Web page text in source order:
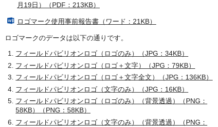
月19日）（PDF：213KB）
ロゴマーク使用事前報告書（ワード：21KB）
ロゴマークのデータは以下の通りです。
フィールドパビリオンロゴ（ロゴのみ）（JPG：34KB）
フィールドパビリオンロゴ（ロゴ＋文字）（JPG：79KB）
フィールドパビリオンロゴ（ロゴ＋文字全文）（JPG：136KB）
フィールドパビリオンロゴ（文字のみ）（JPG：16KB）
フィールドパビリオンロゴ（ロゴのみ）（背景透過）（PNG：
58KB）（PNG：58KB）
フィールドパビリオンロゴ（文字のみ）（背景透過）（PNG：